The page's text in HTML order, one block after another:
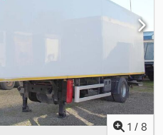
1 / 8